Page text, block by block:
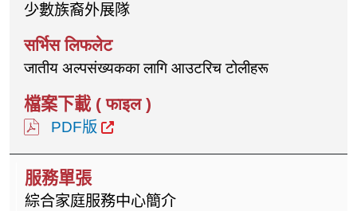
少數族裔外展隊
जातीय अल्पसंख्यकका लागि आउटरिच टोलीहरू
PDF版
綜合家庭服務中心簡介